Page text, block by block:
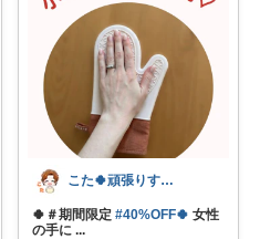
こた🍀頑張りすぎない主婦
🍀＃期間限定 #40%OFF🍀 女性
の手に ...